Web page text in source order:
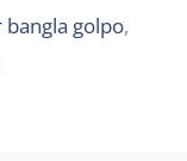
golpo,